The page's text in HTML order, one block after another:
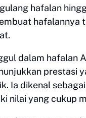
hafalan
hafalannya
dalam hafalan
prestasi
Ia dikenal
nilai yang cukup